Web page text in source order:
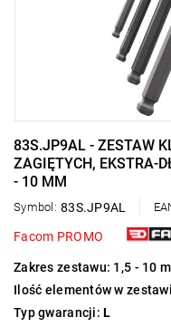
83S.JP9AL - ZESTAW
ZAGIĘTYCH, EKSTRA-
- 10 MM
Symbol: 83S.JP9AL
Facom PROMO
Zakres zestawu: 1,5 - 10
Ilość elementów w
Typ gwarancji:L